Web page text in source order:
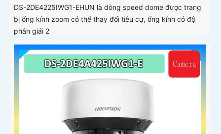
DS-2DE4225IWG1-EHUN là dòng speed dome được trang
bị ống kính zoom có thể thay đổi tiêu cự, ống kính có độ
phân giải 2